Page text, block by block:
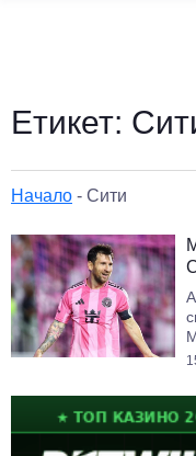
Етикет:
Начало - Сити